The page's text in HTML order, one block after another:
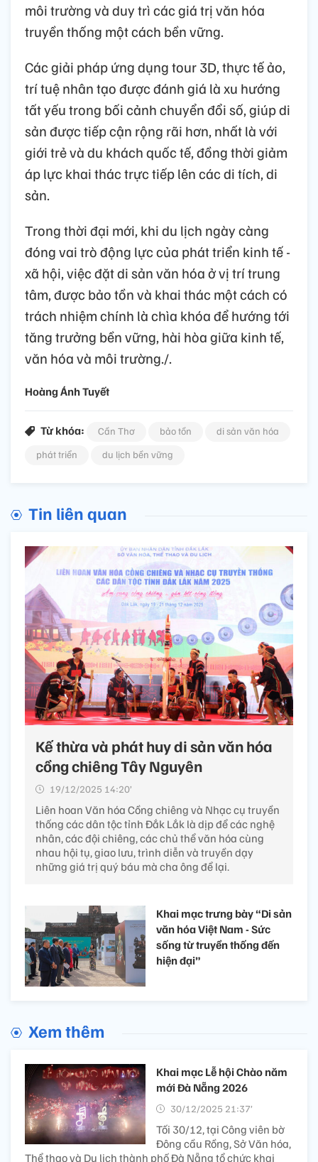
môi trường và duy trì các giá trị văn hóa
truyền thống một cách bền vững.
Các giải pháp ứng dụng tour 3D, thực tế ảo,
trí tuệ nhân tạo được đánh giá là xu hướng
tất yếu trong bối cảnh chuyển đổi số, giúp di
sản được tiếp cận rộng rãi hơn, nhất là với
giới trẻ và du khách quốc tế, đồng thời giảm
áp lực khai thác trực tiếp lên các di tích, di
sản.
Trong thời đại mới, khi du lịch ngày càng
đóng vai trò động lực của phát triển kinh tế -
xã hội, việc đặt di sản văn hóa ở vị trí trung
tâm, được bảo tồn và khai thác một cách có
trách nhiệm chính là chìa khóa để hướng tới
tăng trưởng bền vững, hài hòa giữa kinh tế,
văn hóa và môi trường./.
Hoàng Ánh Tuyết
Từ khóa: Cần Thơ bảo tồn
di sản văn hóa
phát triển
du lịch bền vững
Tin liên quan
Kế thừa và phát huy di sản văn hóa
cồng chiêng Tây Nguyên
19/12/2025 14:20’
Liên hoan Văn hóa Cồng chiêng và Nhạc cụ truyền
thống các dân tộc tỉnh Đắk Lắk là dịp để các nghệ
nhân, các đội chiêng, các chủ thể văn hóa cùng
nhau hội tụ, giao lưu, trình diễn và truyền dạy
những giá trị quý báu mà cha ông để lại.
Khai mạc trưng bày “Di sản
văn hóa Việt Nam - Sức
sống từ truyền thống đến
hiện đại”
Xem thêm
Khai mạc Lễ hội Chào năm
mới Đà Nẵng 2026
30/12/2025 21:37’
Tối 30/12, tại Công viên bờ
Đông cầu Rồng, Sở Văn hóa,
Thể thao và Du lịch thành phố Đà Nẵng tổ chức khai